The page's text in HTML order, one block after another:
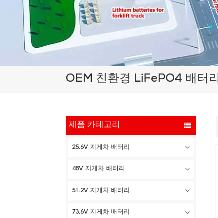
OEM 친환경 LiFePO4 배터
제품 카테고리
25.6V 지게차 배터리
48V 지게차 배터리
51.2V 지게차 배터리
73.6V 지게차 배터리